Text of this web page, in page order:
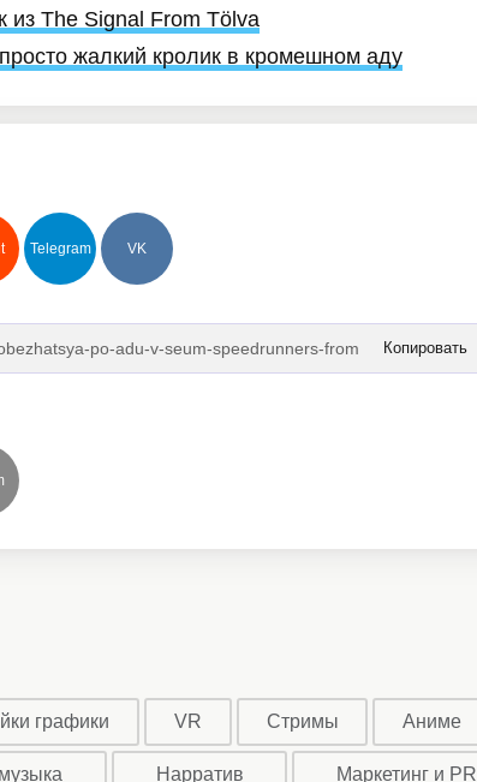
из The Signal From Tölva
жалкий кролик в кромешном аду
Telegram VK
Копировать
графики VR Стримы Аниме
Нарратив Маркетинг и PR